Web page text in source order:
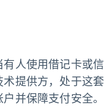
有人使用借记卡或
术提供方，处于这
并保障支付安全。